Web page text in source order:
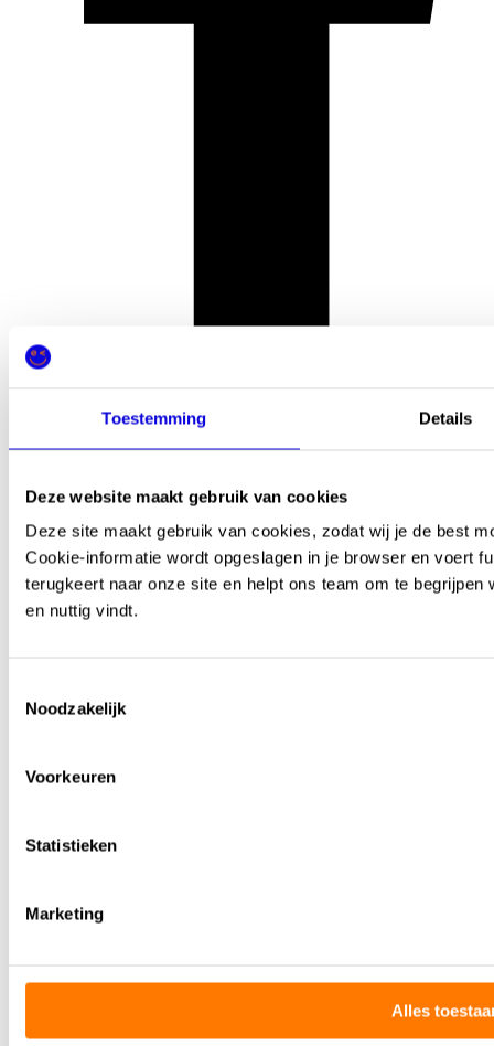
Toestemming Details
Deze website maakt gebruik van cookies
Deze site maakt gebruik van cookies, zodat wij je de best
Cookie-informatie wordt opgeslagen in je browser en voert
terugkeert naar onze site en helpt ons team om te
en nuttig vindt.
Noodzakelijk
Voorkeuren
Statistieken
Marketing
Alles